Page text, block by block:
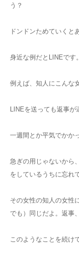
う？
ドンドンためていくと
身近な例だとLINEです。
例えば、知人にこんな
LINEを送っても返事が
一週間とか平気でかか
急ぎの用じゃないから
をしているうちに忘れ
その女性の知人の女性
でも）同じだよ。返事
このようなことを続け